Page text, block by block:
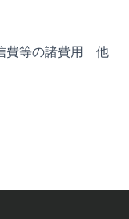
費等の諸費用 他